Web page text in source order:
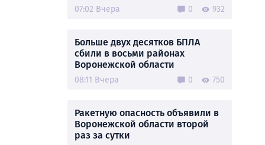
07:02 Вчера 0 932
Больше двух десятков БПЛА
сбили в восьми районах
Воронежской области
08:11 Вчера 0 750
Ракетную опасность объявили в
Воронежской области второй
раз за сутки